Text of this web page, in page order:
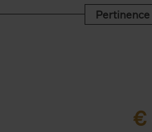
Pertinence
€